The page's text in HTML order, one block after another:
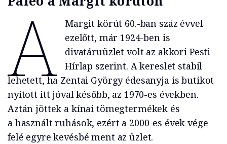
A
Margit körút 60.-ban száz évvel
ezelőtt, már 1924-ben is
divatáruüzlet volt az akkori Pesti
Hírlap szerint. A kereslet stabil
lehetett, ha Zentai György édesanyja is butikot
nyitott itt jóval később, az 1970-es években.
Aztán jöttek a kínai tömegtermékek és
a használt ruhások, ezért a 2000-es évek vége
felé egyre kevésbé ment az üzlet.